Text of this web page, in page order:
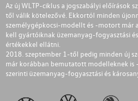
Az új WLTP-ciklus a jogszabályi előírások
től válik kötelezővé. Ekkortól minden
személygépkocsi-modellt és -motort már
kell gyártóiknak üzemanyag-fogyasztási
értékekkel ellátni.
2018. szeptember 1-től pedig minden új
már korábban bemutatott modelleknek is
szerinti üzemanyag-fogyasztási és